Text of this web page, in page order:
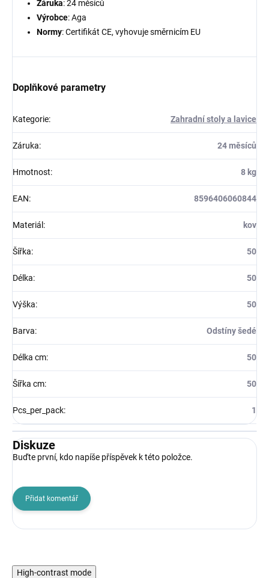
Záruka: 24 měsíců
Výrobce: Aga
Normy: Certifikát CE, vyhovuje směrnicím EU
Doplňkové parametry
Kategorie: Zahradní stoly a lavice
Záruka: 24 měsíců
Hmotnost: 8 kg
EAN: 8596406060844
Materiál : kov
Šířka: 50
Délka: 50
Výška: 50
Barva: Odstíny šedé
Délka cm: 50
Šířka cm: 50
Pcs_per_pack: 1
Diskuze
Buďte první, kdo napíše příspěvek k této položce.
Přidat komentář
High-contrast mode